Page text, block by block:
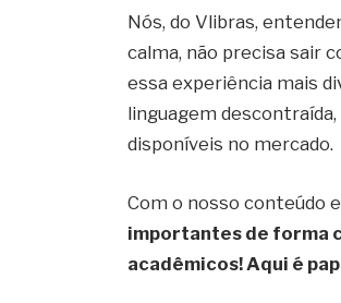
Nós, do Vlibras,
calma, não precisa sair
essa experiência mais
linguagem
disponíveis no mercado.
Com o nosso conteúdo
importantes de forma
acadêmicos! Aqui é